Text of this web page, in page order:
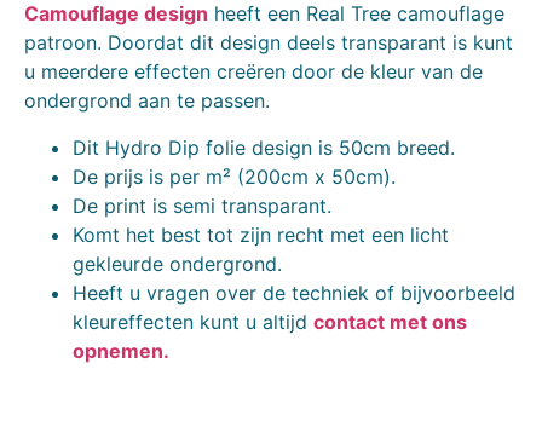
Camouflage design heeft een Real Tree camouflage
patroon. Doordat dit design deels transparant is kunt
u meerdere effecten creëren door de kleur van de
ondergrond aan te passen.
Dit Hydro Dip folie design is 50cm breed.
De prijs is per m² (200cm x 50cm).
De print is semi transparant.
Komt het best tot zijn recht met een licht
gekleurde ondergrond.
Heeft u vragen over de techniek of bijvoorbeeld
kleureffecten kunt u altijd contact met ons
opnemen.